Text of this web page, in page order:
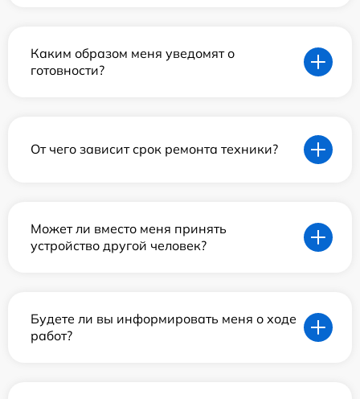
Каким образом меня уведомят о
готовности?
От чего зависит срок ремонта техники?
Может ли вместо меня принять
устройство другой человек?
Будете ли вы информировать меня о ходе
работ?